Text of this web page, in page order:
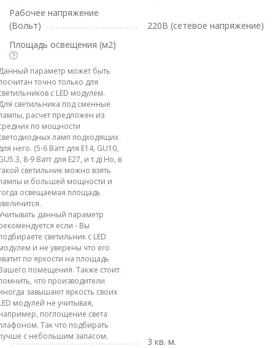
Рабочее напряжение
(Вольт)
220В (сетевое напряжение)
Площадь освещения (м2)
параметр может быть
точно только для
с LED модулем.
светильника под сменные
расчет предложен из
по мощности
ламп подходящих
него. (5-6 Ватт для E14, GU10,
8-9 Ватт для E27, и т.д) Но, в
светильник можно взять
и большей мощности и
освещаемая площадь
данный параметр
если - Вы
светильник с LED
и не уверены что его
по яркости на площадь
помещения. Также стоит
что производители
завышают яркость своих
модулей не учитывая,
поглощение света
Так что подбирать
с небольшим запасом.
3 кв. м.